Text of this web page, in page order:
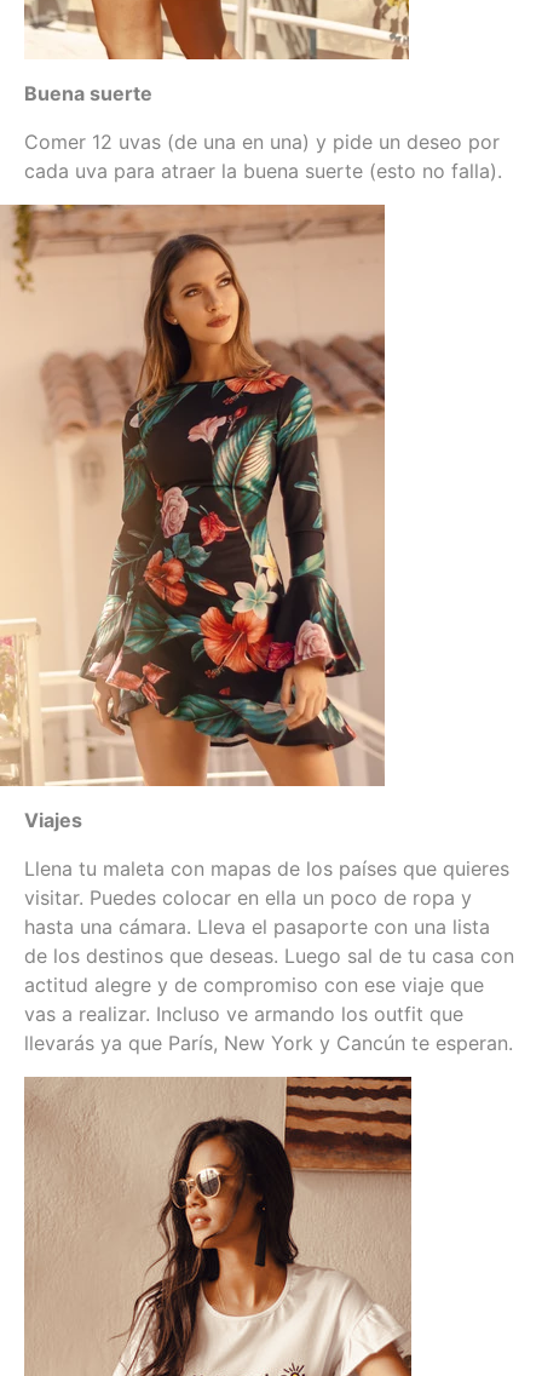
Buena suerte
Comer 12 uvas (de una en una) y pide un deseo por
cada uva para atraer la buena suerte (esto no falla).
Viajes
Llena tu maleta con mapas de los países que quieres
visitar. Puedes colocar en ella un poco de ropa y
hasta una cámara. Lleva el pasaporte con una lista
de los destinos que deseas. Luego sal de tu casa con
actitud alegre y de compromiso con ese viaje que
vas a realizar. Incluso ve armando los outfit que
llevarás ya que París, New York y Cancún te esperan.